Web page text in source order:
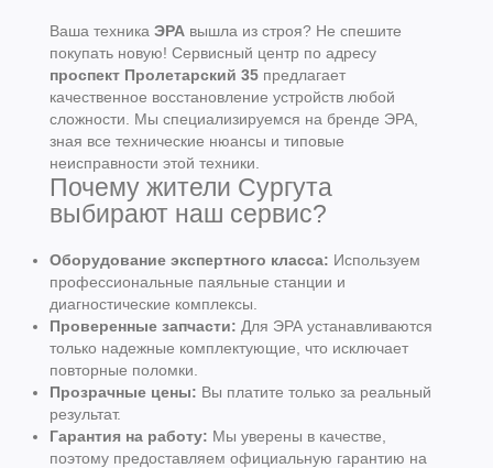
Ваша техника ЭРА вышла из строя? Не спешите
покупать новую! Сервисный центр по адресу
проспект Пролетарский 35 предлагает
качественное восстановление устройств любой
сложности. Мы специализируемся на бренде ЭРА,
зная все технические нюансы и типовые
неисправности этой техники.
Почему жители Сургута
выбирают наш сервис?
Оборудование экспертного класса: Используем
профессиональные паяльные станции и
диагностические комплексы.
Проверенные запчасти: Для ЭРА устанавливаются
только надежные комплектующие, что исключает
повторные поломки.
Прозрачные цены: Вы платите только за реальный
результат.
Гарантия на работу: Мы уверены в качестве,
поэтому предоставляем официальную гарантию на